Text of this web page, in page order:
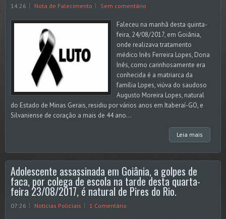
14:26 Nota de Falecimento Sem comentário
Faleceu na manhã desta quinta-
feira, 24/08/2017, em Goiânia,
onde realizava tratamento
médico Inês Ferreira Lopes, Dona
Inês, como carinhosamente era
conhecida é a matriarca da
família Lopes, viúva do saudoso
Augusto Moreira Lopes, natural
do Estado de Minas Gerais, residiu por vários anos em Itaberaí-GO, e
Silvaniense de coração a mais de 44 ano...
Leia mais
Adolescente assassinada em Goiânia, a golpes de
faca, por colega de escola na tarde desta quarta-
feira 23/08/2017, é natural de Pires do Rio.
07:26 Noticias Policiais 1 Comentário